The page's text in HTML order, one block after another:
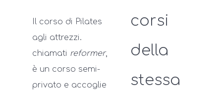
Il corso di Pilates
agli attrezzi.
chiamati reformer,
è un corso semi-
privato e accoglie
corsi
della
stessa